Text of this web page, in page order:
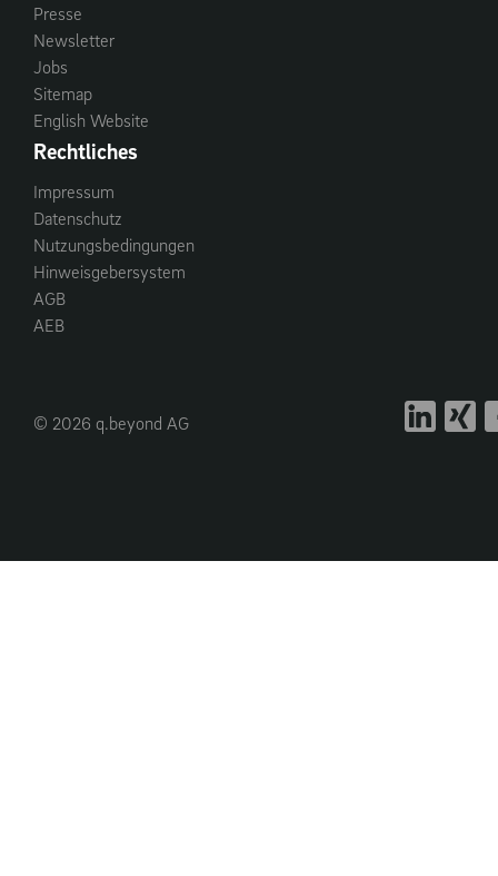
Presse
Newsletter
Jobs
Sitemap
English Website
Rechtliches
Impressum
Datenschutz
Nutzungsbedingungen
Hinweisgebersystem
AGB
AEB
© 2026 q.beyond AG